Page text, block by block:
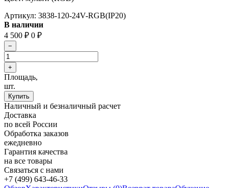
Артикул: 3838-120-24V-RGB(IP20)
В наличии
4 500 ₽ 0 ₽
Площадь,
шт.
Наличный и безналичный расчет
Доставка
по всей России
Обработка заказов
ежедневно
Гарантия качества
на все товары
Связаться с нами
+7 (499) 643-46-33